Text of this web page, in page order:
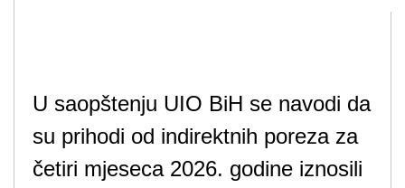
U saopštenju UIO BiH se navodi da
su prihodi od indirektnih poreza za
četiri mjeseca 2026. godine iznosili